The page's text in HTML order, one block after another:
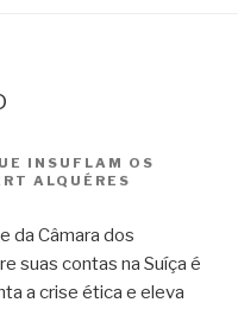
INSUFLAM OS
ALQUÉRES
da Câmara dos
suas contas na Suíça é
a crise ética e eleva